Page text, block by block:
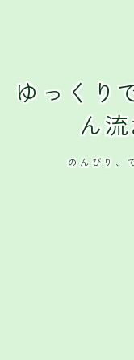
ゆっくり
ん
のんびり、